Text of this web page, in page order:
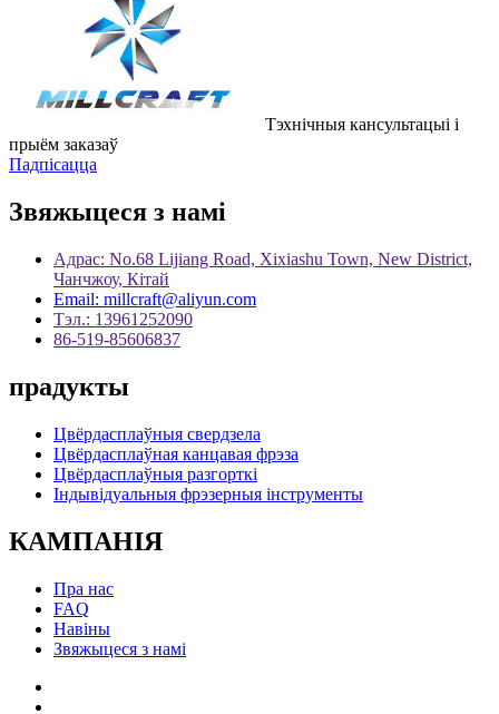
Тэхнічныя кансультацыі і
прыём заказаў
Падпісацца
Звяжыцеся з намі
Адрас: No.68 Lijiang Road, Xixiashu Town, New District,
Чанчжоу, Кітай
Email: millcraft@aliyun.com
Тэл.: 13961252090
86-519-85606837
прадукты
Цвёрдасплаўныя свердзела
Цвёрдасплаўная канцавая фрэза
Цвёрдасплаўныя разгорткі
Індывідуальныя фрэзерныя інструменты
КАМПАНІЯ
Пра нас
FAQ
Навіны
Звяжыцеся з намі